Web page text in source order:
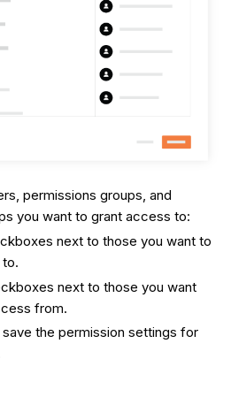
permissions groups, and
you want to grant access to:
next to those you want to
next to those you want
from.
the permission settings for